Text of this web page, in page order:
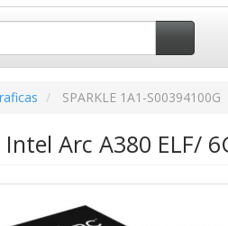
SPARKLE 1A1-S00394100G
Arc A380 ELF/